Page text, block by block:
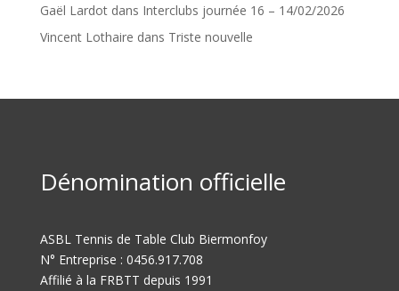
Gaël Lardotdans Interclubs journée 16 – 14/02/2026
Vincent Lothaire dans Triste nouvelle
Dénomination officielle
ASBL Tennis de Table Club Biermonfoy
N° Entreprise : 0456.917.708
Affilié à la FRBTT depuis 1991